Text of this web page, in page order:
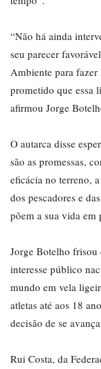
“Não há ainda
seu parecer
Ambiente para fazer
prometido que essa
afirmou Jorge
O autarca disse
são as promessas,
eficácia no terreno,
dos pescadores e
põem a sua vida em
Jorge Botelho frisou
interesse público
mundo em vela
atletas até aos 18
decisão de se
Rui Costa, da